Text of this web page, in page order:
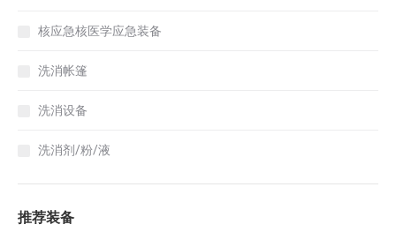
核应急核医学应急装备
洗消帐篷
洗消设备
洗消剂/粉/液
推荐装备